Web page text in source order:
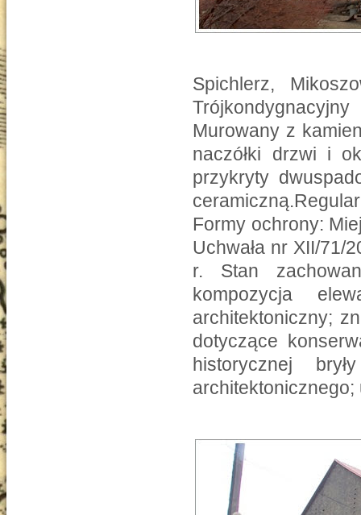
Spichlerz,
Murowany z
naczółki drzwi i
przykryty
Formy ochrony:
Uchwała nr XII/71/
r. Stan
kompozycja
architektoniczny;
dotyczące
historycznej
architektonicznego;